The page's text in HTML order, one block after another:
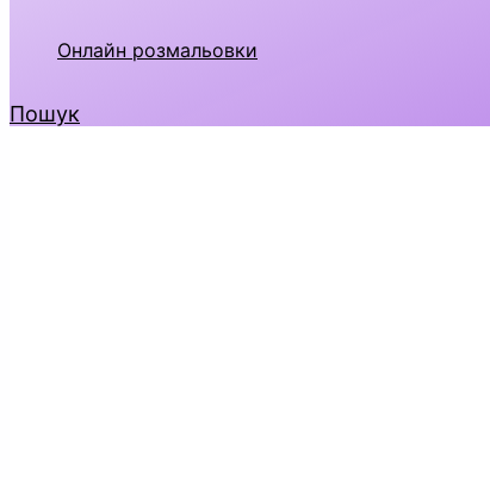
Онлайн розмальовки
Пошук